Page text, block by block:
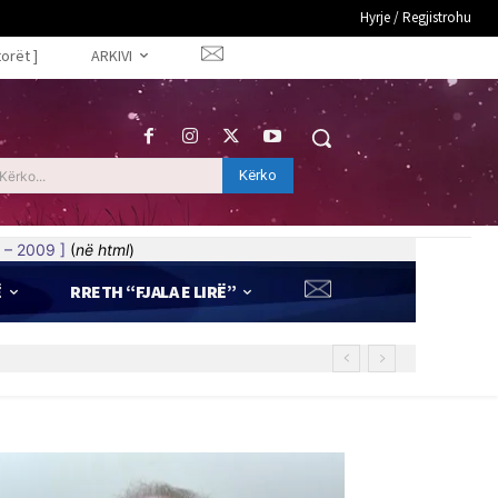
Hyrje / Regjistrohu
] ARKIVI
Kërko... Kërko
2009 ] (në html)
RRETH “FJALA E LIRË”